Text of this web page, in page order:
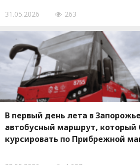
31.05.2026 263
В первый день лета в
автобусный маршрут, который
курсировать по Прибрежной